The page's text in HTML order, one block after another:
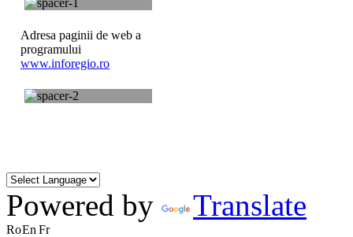
Adresa paginii de web a
programului
www.inforegio.ro
Powered by Translate
RoEn Fr